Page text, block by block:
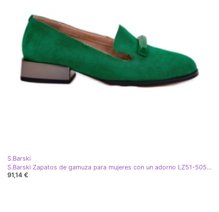
S.Barski
S.Barski Zapatos de gamuza para mujeres con un adorno LZ51-505 Verde
91,14 €